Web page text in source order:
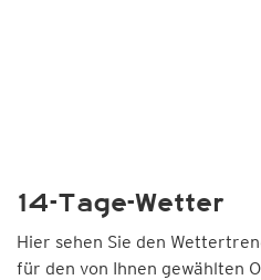
14-Tage-Wetter
Hier sehen Sie den
für den von Ihnen gewählten